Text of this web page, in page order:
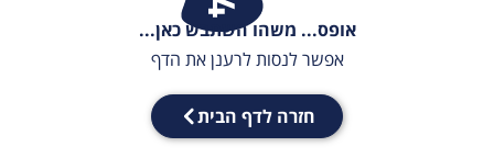
אופס... משהו השתבש כאן...
אפשר לנסות לרענן את הדף
חזרה לדף הבית